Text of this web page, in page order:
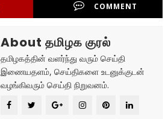
COMMENT
About தமிழக குரல்
தமிழகத்தின் வளர்ந்து வரும் செய்தி
இணையதளம், செய்திகளை உடனுக்குடன்
வழங்கிவரும் செய்தி நிறுவனம்.